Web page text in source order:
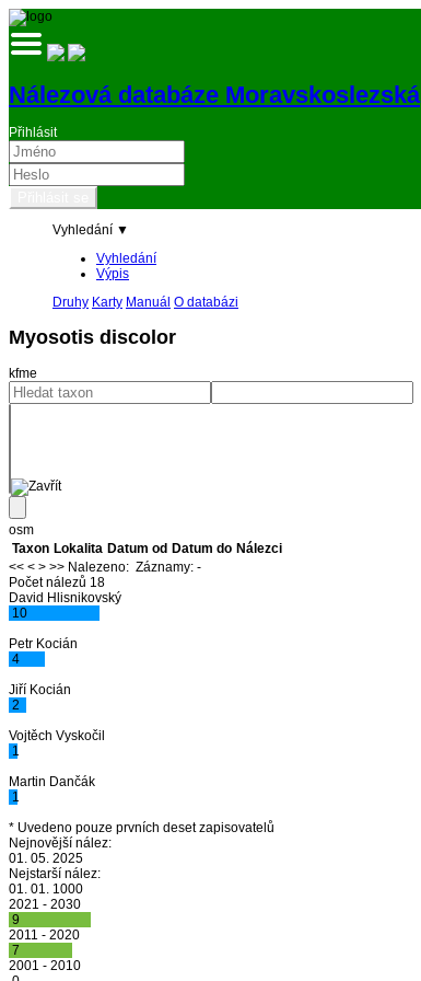
Nálezová databáze Moravskoslezská
Přihlásit
Vyhledání ▼
Vyhledání
Výpis
Druhy Karty Manuál O databázi
Myosotis discolor
kfme
osm
Taxon Lokalita Datum od Datum do Nálezci
<< < > >> Nalezeno: Záznamy: -
Počet nálezů 18
David Hlisnikovský
10
Petr Kocián
4
Jiří Kocián
2
Vojtěch Vyskočil
1
Martin Dančák
1
* Uvedeno pouze prvních deset zapisovatelů
Nejnovější nález:
01. 05. 2025
Nejstarší nález:
01. 01. 1000
2021 - 2030
9
2011 - 2020
7
2001 - 2010